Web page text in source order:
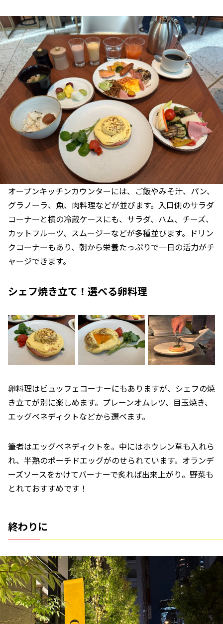
オープンキッチンカウンターには、ご飯やみそ汁、パン、
グラノーラ、魚、肉料理などが並びます。入口側のサラダ
コーナーと横の冷蔵ケースにも、サラダ、ハム、チーズ、
カットフルーツ、スムージーなどが多種並びます。ドリン
クコーナーもあり、朝から栄養たっぷりで一日の活力がチ
ャージできます。
シェフ焼き立て！選べる卵料理
卵料理はビュッフェコーナーにもありますが、シェフの焼
き立てが別に楽しめます。プレーンオムレツ、目玉焼き、
エッグベネディクトなどから選べます。
筆者はエッグベネディクトを。中にはホウレン草も入れら
れ、半熟のポーチドエッグがのせられています。オランデ
ーズソースをかけてバーナーで炙れば出来上がり。野菜も
とれておすすめです！
終わりに